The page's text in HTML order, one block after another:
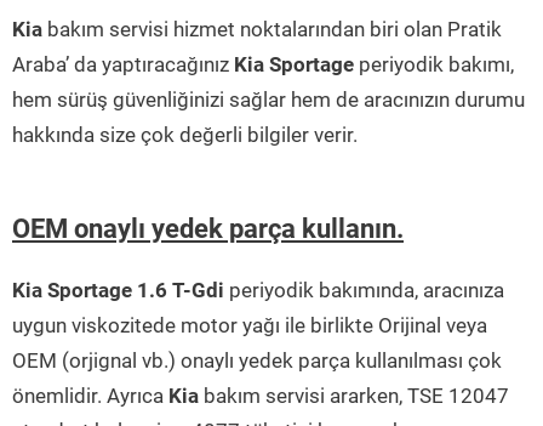
Kia bakım servisi hizmet noktalarından biri olan Pratik
Araba’ da yaptıracağınız Kia Sportage periyodik bakımı,
hem sürüş güvenliğinizi sağlar hem de aracınızın durumu
hakkında size çok değerli bilgiler verir.
OEM onaylı yedek parça kullanın.
Kia Sportage 1.6 T-Gdi periyodik bakımında, aracınıza
uygun viskozitede motor yağı ile birlikte Orijinal veya
OEM (orjignal vb.) onaylı yedek parça kullanılması çok
önemlidir. Ayrıca Kia bakım servisi ararken, TSE 12047